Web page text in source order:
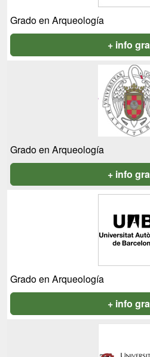
Grado en Arqueología
+ info
Grado en Arqueología
+ info
Grado en Arqueología
+ info